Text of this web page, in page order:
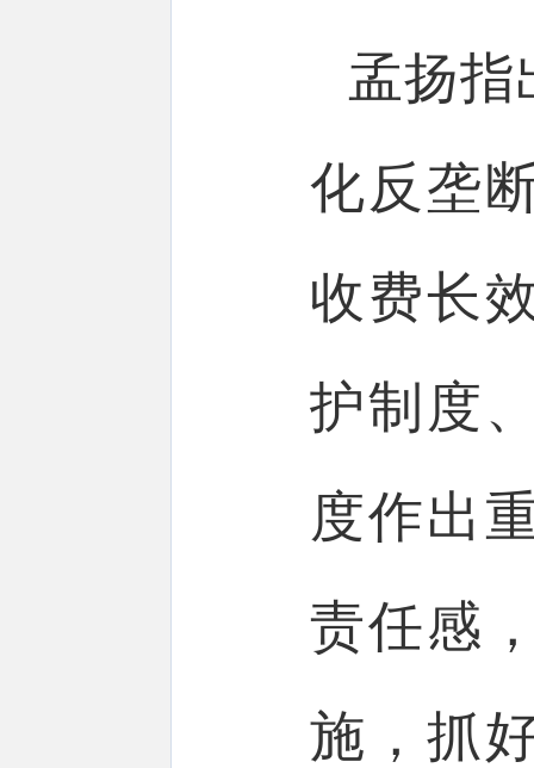
孟扬指
化反垄
收费长
护制度
度作出
责任感
施，抓